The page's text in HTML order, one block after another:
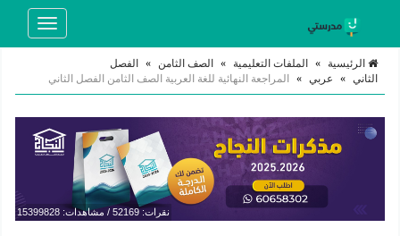
Toggle
الرئيسية » الملفات التعليمية » الصف الثامن »
الفصل
الثاني » عربي » المراجعة النهائية للغة العربية الصف الثامن الفصل الثاني
نقرات: 52169 / مشاهدات: 15399828